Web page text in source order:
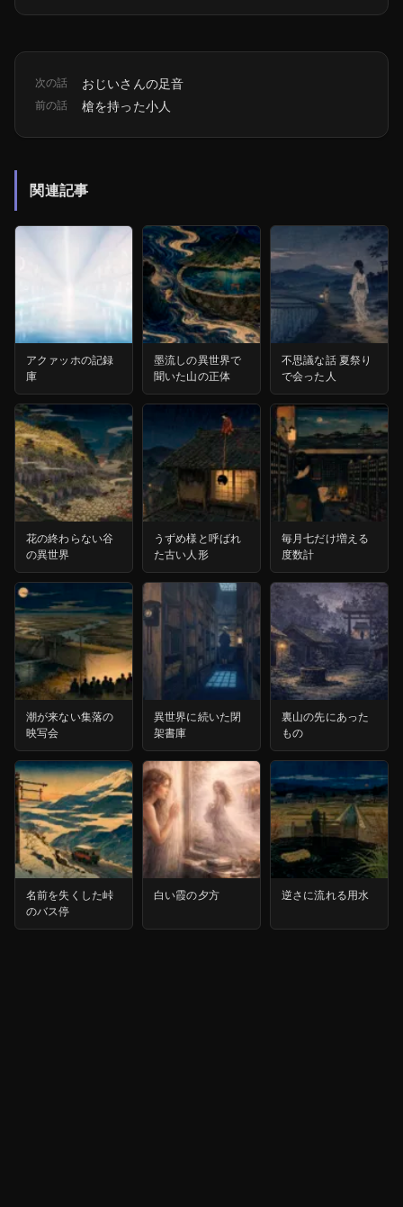
次の話 おじいさんの足音
前の話 槍を持った小人
関連記事
アクァッホの記録
庫
墨流しの異世界で
聞いた山の正体
不思議な話 夏祭り
で会った人
花の終わらない谷
の異世界
うずめ様と呼ばれ
た古い人形
毎月七だけ増える
度数計
潮が来ない集落の
映写会
異世界に続いた閉
架書庫
裏山の先にあった
もの
名前を失くした峠
のバス停
白い霞の夕方 逆さに流れる用水